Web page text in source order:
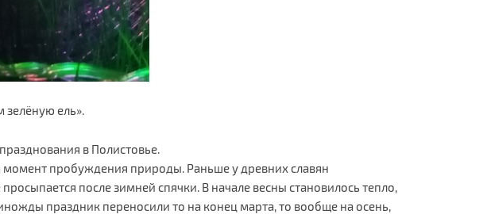
ель».
в Полистовье.
момент пробуждения природы. Раньше у древних славян
после зимней спячки. В начале весны становилось тепло,
праздник переносили то на конец марта, то вообще на осень,